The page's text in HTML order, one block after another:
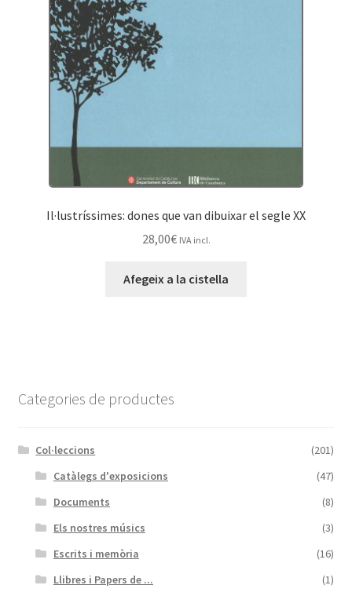
Il·lustríssimes: dones que van dibuixar el segle XX
28,00€ IVA incl.
Afegeix a la cistella
Categories de productes
Col·leccions
(201)
Catàlegs d'exposicions
(47)
Documents
(8)
Els nostres músics
(3)
Escrits i memòria
(16)
Llibres i Papers de ...
(1)